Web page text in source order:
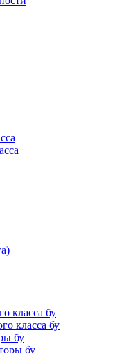
класса бу
класса бу
бу
бу